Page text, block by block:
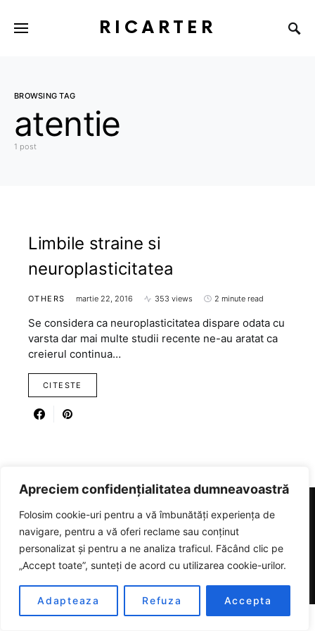
Apreciem confidențialitatea dumneavoastră
Folosim cookie-uri pentru a vă îmbunătăți experiența de
navigare, pentru a vă oferi reclame sau conținut
personalizat și pentru a ne analiza traficul. Făcând clic pe
„Accept toate”, sunteți de acord cu utilizarea cookie-urilor.
Adapteaza Refuza Accepta
RICARTER
BROWSING TAG
atentie
1 post
Limbile straine si
neuroplasticitatea
OTHERS martie 22, 2016 353 views 2 minute read
Se considera ca neuroplasticitatea dispare odata cu
varsta dar mai multe studii recente ne-au aratat ca
creierul continua…
CITESTE
RICARTER
Designed & Developed bySmartSeoPack.com